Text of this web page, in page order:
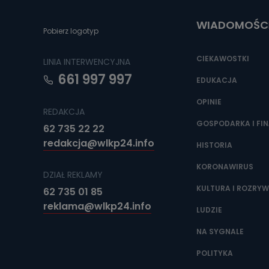
Jakie
Państwa (lub
oraz partnerzy
Jak
Można to
Pobierz logotyp
LINIA INTERWENCYJNA
661 997 997
REDAKCJA
62 735 22 22
redakcja@wlkp24.info
DZIAŁ REKLAMY
62 735 01 85
reklama@wlkp24.info
CIEKAWOSTKI
EDUKACJA
OPINIE
GOSPODARKA I
HISTORIA
KORONAWIRUS
KULTURA I
LUDZIE
NA SYGNALE
POLITYKA